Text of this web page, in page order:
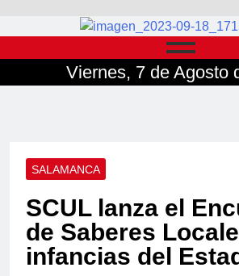
Viernes, 7 de Agosto
SALAMANCA
SCUL lanza el
de Saberes
infancias del